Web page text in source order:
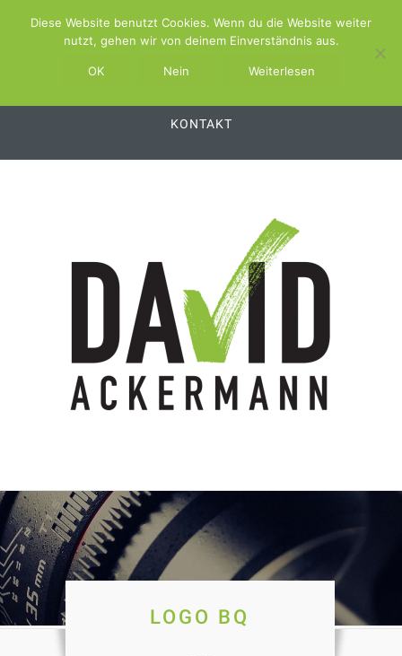
ABOUT SCHWIMMBAD.TV
KONTAKT
LOGO BQ
Diese Website benutzt Cookies. Wenn du die Website weiter
nutzt, gehen wir von deinem Einverständnis aus.
OK Nein Weiterlesen